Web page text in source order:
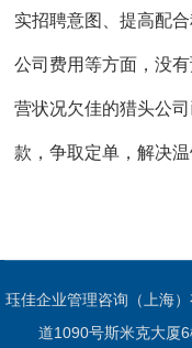
实招聘意图、提高配
公司费用等方面，没
营状况欠佳的猎头公
款，争取定单，解决
珏佳企业管理咨询（上海
道1090号斯米克大厦